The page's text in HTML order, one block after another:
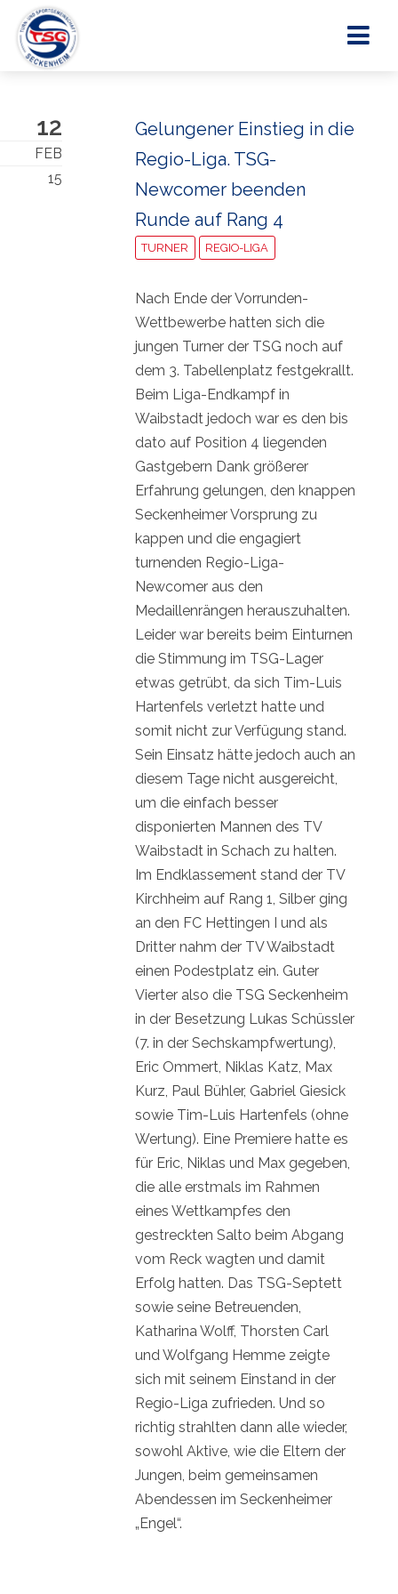
12
FEB
15
Gelungener Einstieg in die
Regio-Liga. TSG-
Newcomer beenden
Runde auf Rang 4
TURNER REGIO-LIGA
Nach Ende der Vorrunden-
Wettbewerbe hatten sich die
jungen Turner der TSG noch auf
dem 3. Tabellenplatz festgekrallt.
Beim Liga-Endkampf in
Waibstadt jedoch war es den bis
dato auf Position 4 liegenden
Gastgebern Dank größerer
Erfahrung gelungen, den knappen
Seckenheimer Vorsprung zu
kappen und die engagiert
turnenden Regio-Liga-
Newcomer aus den
Medaillenrängen herauszuhalten.
Leider war bereits beim Einturnen
die Stimmung im TSG-Lager
etwas getrübt, da sich Tim-Luis
Hartenfels verletzt hatte und
somit nicht zur Verfügung stand.
Sein Einsatz hätte jedoch auch an
diesem Tage nicht ausgereicht,
um die einfach besser
disponierten Mannen des TV
Waibstadt in Schach zu halten.
Im Endklassement stand der TV
Kirchheim auf Rang 1, Silber ging
an den FC Hettingen I und als
Dritter nahm der TV Waibstadt
einen Podestplatz ein. Guter
Vierter also die TSG Seckenheim
in der Besetzung Lukas Schüssler
(7. in der Sechskampfwertung),
Eric Ommert, Niklas Katz, Max
Kurz, Paul Bühler, Gabriel Giesick
sowie Tim-Luis Hartenfels (ohne
Wertung). Eine Premiere hatte es
für Eric, Niklas und Max gegeben,
die alle erstmals im Rahmen
eines Wettkampfes den
gestreckten Salto beim Abgang
vom Reck wagten und damit
Erfolg hatten. Das TSG-Septett
sowie seine Betreuenden,
Katharina Wolff, Thorsten Carl
und Wolfgang Hemme zeigte
sich mit seinem Einstand in der
Regio-Liga zufrieden. Und so
richtig strahlten dann alle wieder,
sowohl Aktive, wie die Eltern der
Jungen, beim gemeinsamen
Abendessen im Seckenheimer
„Engel“.